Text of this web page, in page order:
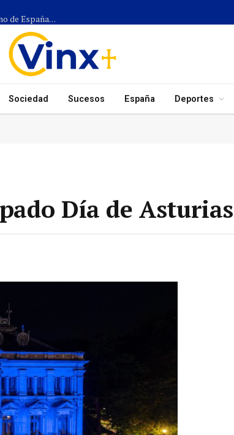
Más de 1.300 efectivos participarán en el dispositivo coordinado entre el Gobierno de España, el Principado de Asturias y los ayuntamientos para el eclipse del 12 de agosto
Sociedad Sucesos España Deportes
Día de Asturias